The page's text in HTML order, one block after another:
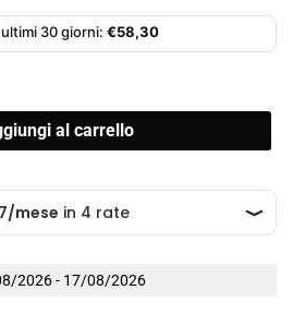
30 giorni: €58,30
al carrello
2026 - 17/08/2026